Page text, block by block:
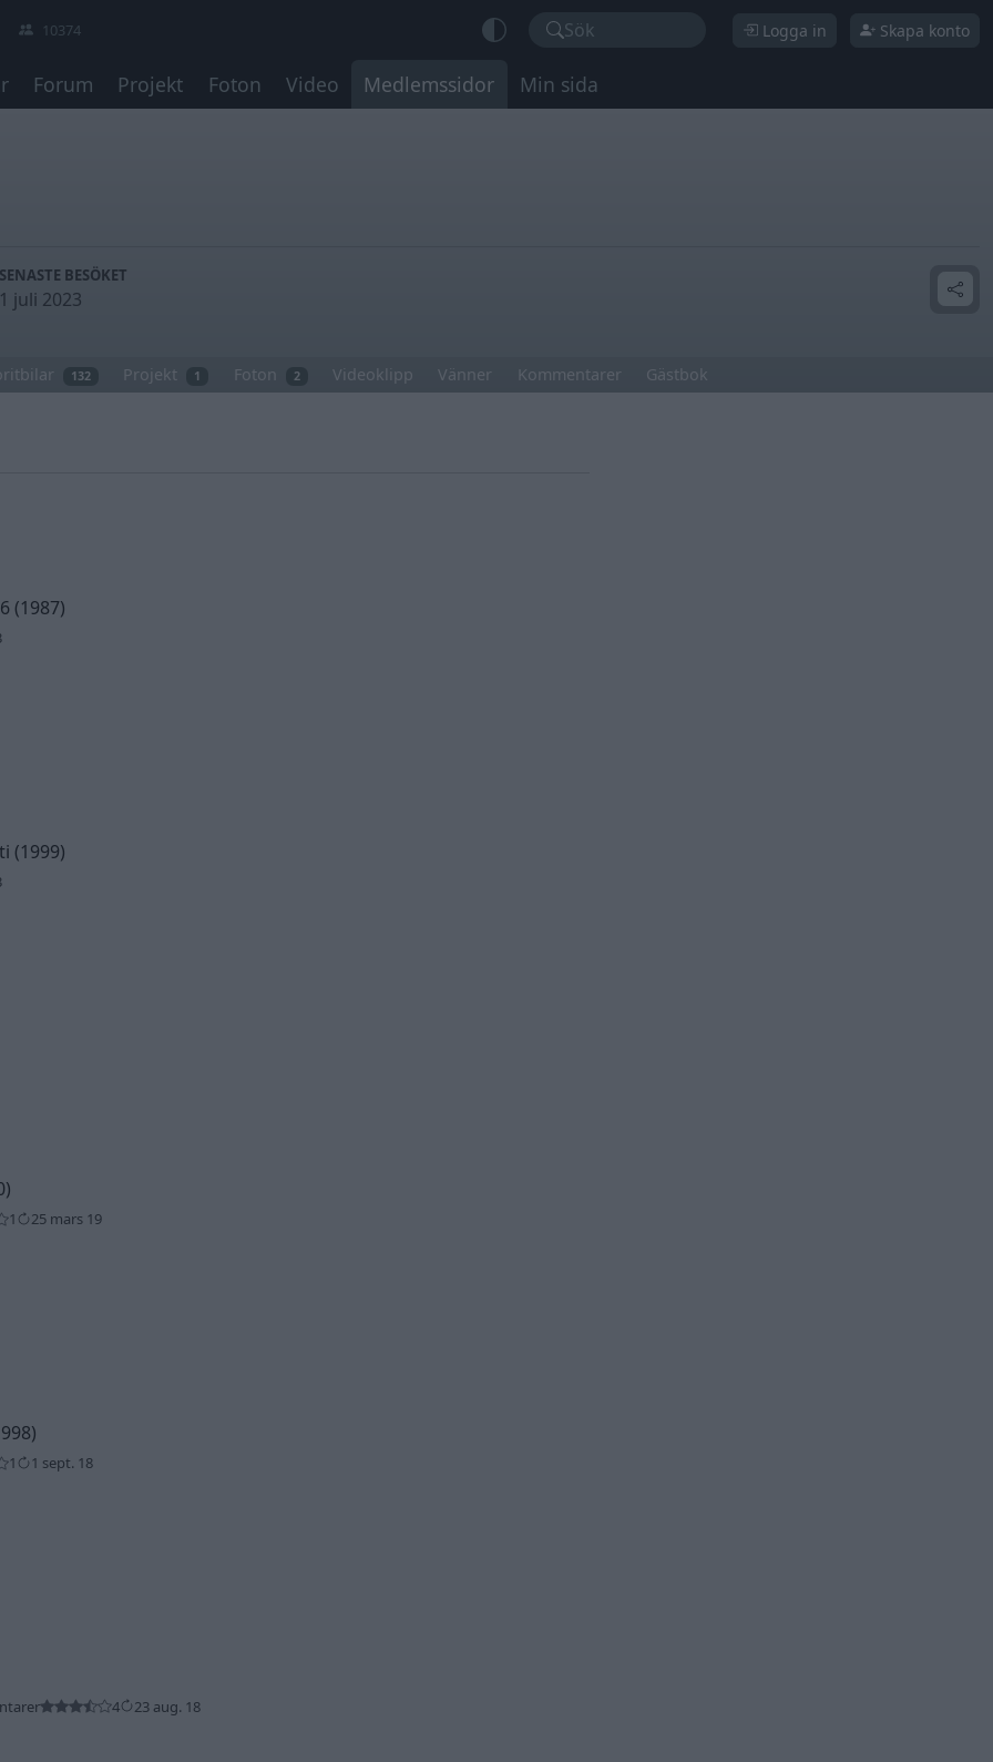
10374 Sök Logga in Skapa konto
Forum Projekt Foton Video Medlemssidor Min sida
SENASTE BESÖKET
1 juli 2023
132 Projekt 1 Foton 2 Videoklipp Vänner Kommentarer Gästbok
(1987)
(1999)
1 25 mars 19
1 1 sept. 18
4 23 aug. 18